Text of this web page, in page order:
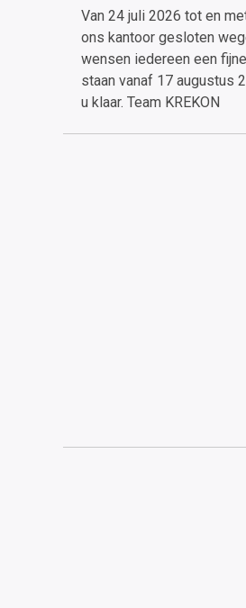
Van 24 juli 2026 tot en
ons kantoor gesloten
wensen iedereen een
staan vanaf 17 augustus
u klaar. Team KREKON